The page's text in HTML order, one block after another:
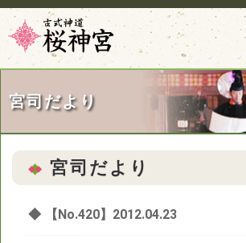
宮司だより
宮司だより
◆ 【No.420】2012.04.23